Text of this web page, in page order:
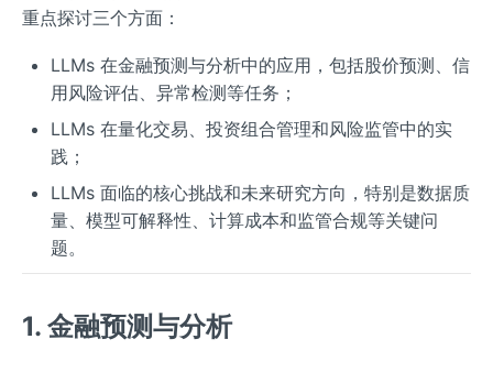
重点探讨三个方面：
LLMs 在金融预测与分析中的应用，包括股价预测、信
用风险评估、异常检测等任务；
LLMs 在量化交易、投资组合管理和风险监管中的实
践；
LLMs 面临的核心挑战和未来研究方向，特别是数据质
量、模型可解释性、计算成本和监管合规等关键问
题。
1. 金融预测与分析